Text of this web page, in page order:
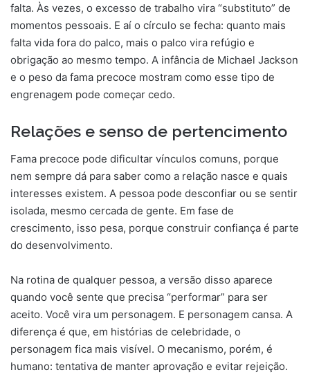
falta. Às vezes, o excesso de trabalho vira “substituto” de
momentos pessoais. E aí o círculo se fecha: quanto mais
falta vida fora do palco, mais o palco vira refúgio e
obrigação ao mesmo tempo. A infância de Michael Jackson
e o peso da fama precoce mostram como esse tipo de
engrenagem pode começar cedo.
Relações e senso de pertencimento
Fama precoce pode dificultar vínculos comuns, porque
nem sempre dá para saber como a relação nasce e quais
interesses existem. A pessoa pode desconfiar ou se sentir
isolada, mesmo cercada de gente. Em fase de
crescimento, isso pesa, porque construir confiança é parte
do desenvolvimento.
Na rotina de qualquer pessoa, a versão disso aparece
quando você sente que precisa “performar” para ser
aceito. Você vira um personagem. E personagem cansa. A
diferença é que, em histórias de celebridade, o
personagem fica mais visível. O mecanismo, porém, é
humano: tentativa de manter aprovação e evitar rejeição.